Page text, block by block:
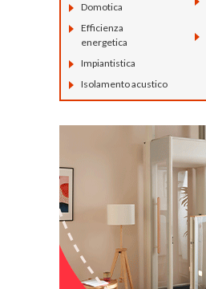
Domotica
Efficienza
energetica
Impiantistica
Isolamento acustico